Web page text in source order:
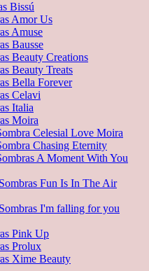
Bissú
Amor Us
Amuse
Bausse
Beauty Creations
Beauty Treats
Bella Forever
Celavi
Italia
Moira
Celesial Love Moira
Chasing Eternity
A Moment With You
Fun Is In The Air
I'm falling for you
Pink Up
Prolux
Xime Beauty